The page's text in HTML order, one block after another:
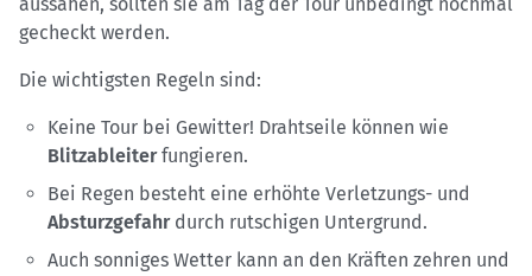
gecheckt werden.
Die wichtigsten Regeln sind:
Keine Tour bei Gewitter! Drahtseile können wie
Blitzableiterfungieren.
Bei Regen besteht eine erhöhte Verletzungs- und
Absturzgefahr durch rutschigen Untergrund.
Auch sonniges Wetter kann an den Kräften zehren und